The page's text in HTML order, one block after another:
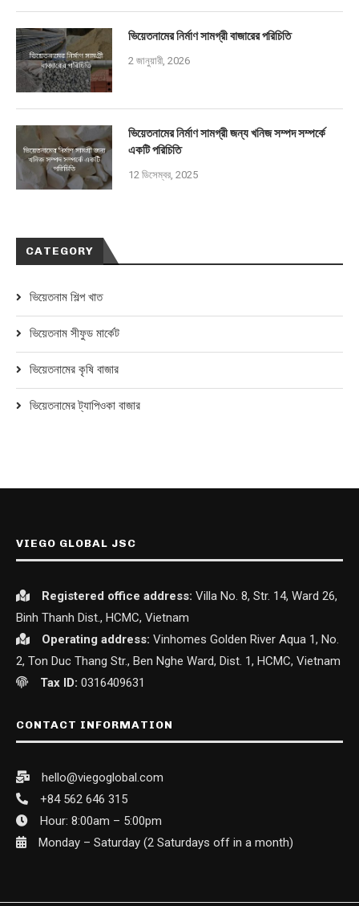
ভিয়েতনামের নির্মাণ সামগ্রী বাজারের পরিচিতি
2 জানুয়ারী, 2026
ভিয়েতনামের নির্মাণ সামগ্রী জন্য খনিজ সম্পদ সম্পর্কে
একটি পরিচিতি
12 ডিসেম্বর, 2025
CATEGORY
ভিয়েতনাম শিল্প খাত
ভিয়েতনাম সীফুড মার্কেট
ভিয়েতনামের কৃষি বাজার
ভিয়েতনামের ট্যাপিওকা বাজার
VIEGO GLOBAL JSC
Registered office address: Villa No. 8, Str. 14, Ward 26,
Binh Thanh Dist., HCMC, Vietnam
Operating address: Vinhomes Golden River Aqua 1, No.
2, Ton Duc Thang Str., Ben Nghe Ward, Dist. 1, HCMC, Vietnam
Tax ID: 0316409631
CONTACT INFORMATION
hello@viegoglobal.com
+84 562 646 315
Hour: 8:00am – 5:00pm
Monday – Saturday (2 Saturdays off in a month)